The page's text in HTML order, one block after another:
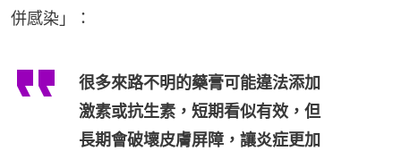
併感染」：
很多來路不明的藥膏可能違法添加
激素或抗生素，短期看似有效，但
長期會破壞皮膚屏障，讓炎症更加